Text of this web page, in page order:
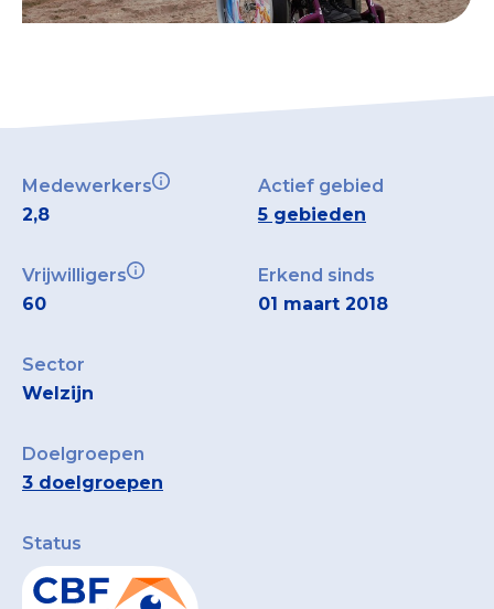
Medewerkers
2,8
Actief gebied
5 gebieden
Vrijwilligers
60
Erkend sinds
01 maart 2018
Sector
Welzijn
Doelgroepen
3 doelgroepen
Status